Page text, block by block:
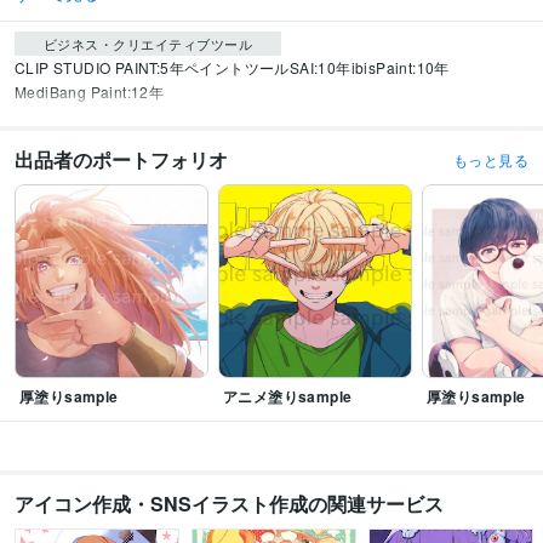
ビジネス・クリエイティブツール
CLIP STUDIO PAINT:5年ペイントツールSAI:10年ibisPaint:10年
MediBang Paint:12年
出品者のポートフォリオ もっと見る
厚塗りsample アニメ塗りsample 厚塗りsample
アイコン作成・SNSイラスト作成の関連サービス